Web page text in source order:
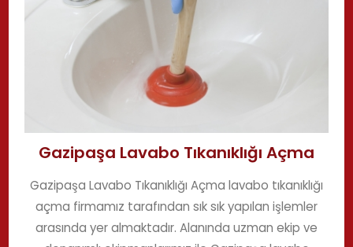
Gazipaşa Lavabo Tıkanıklığı Açma
Gazipaşa Lavabo Tıkanıklığı Açma lavabo tıkanıklığı
açma firmamız tarafından sık sık yapılan işlemler
arasında yer almaktadır. Alanında uzman ekip ve
donanımlı ekipmanlarımız ile Gazipaşa lavabo